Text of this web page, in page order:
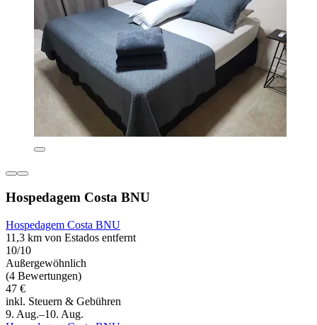
Hospedagem Costa BNU
Hospedagem Costa BNU
11,3 km von Estados entfernt
10/10
Außergewöhnlich
(4 Bewertungen)
47 €
inkl. Steuern & Gebühren
9. Aug.–10. Aug.